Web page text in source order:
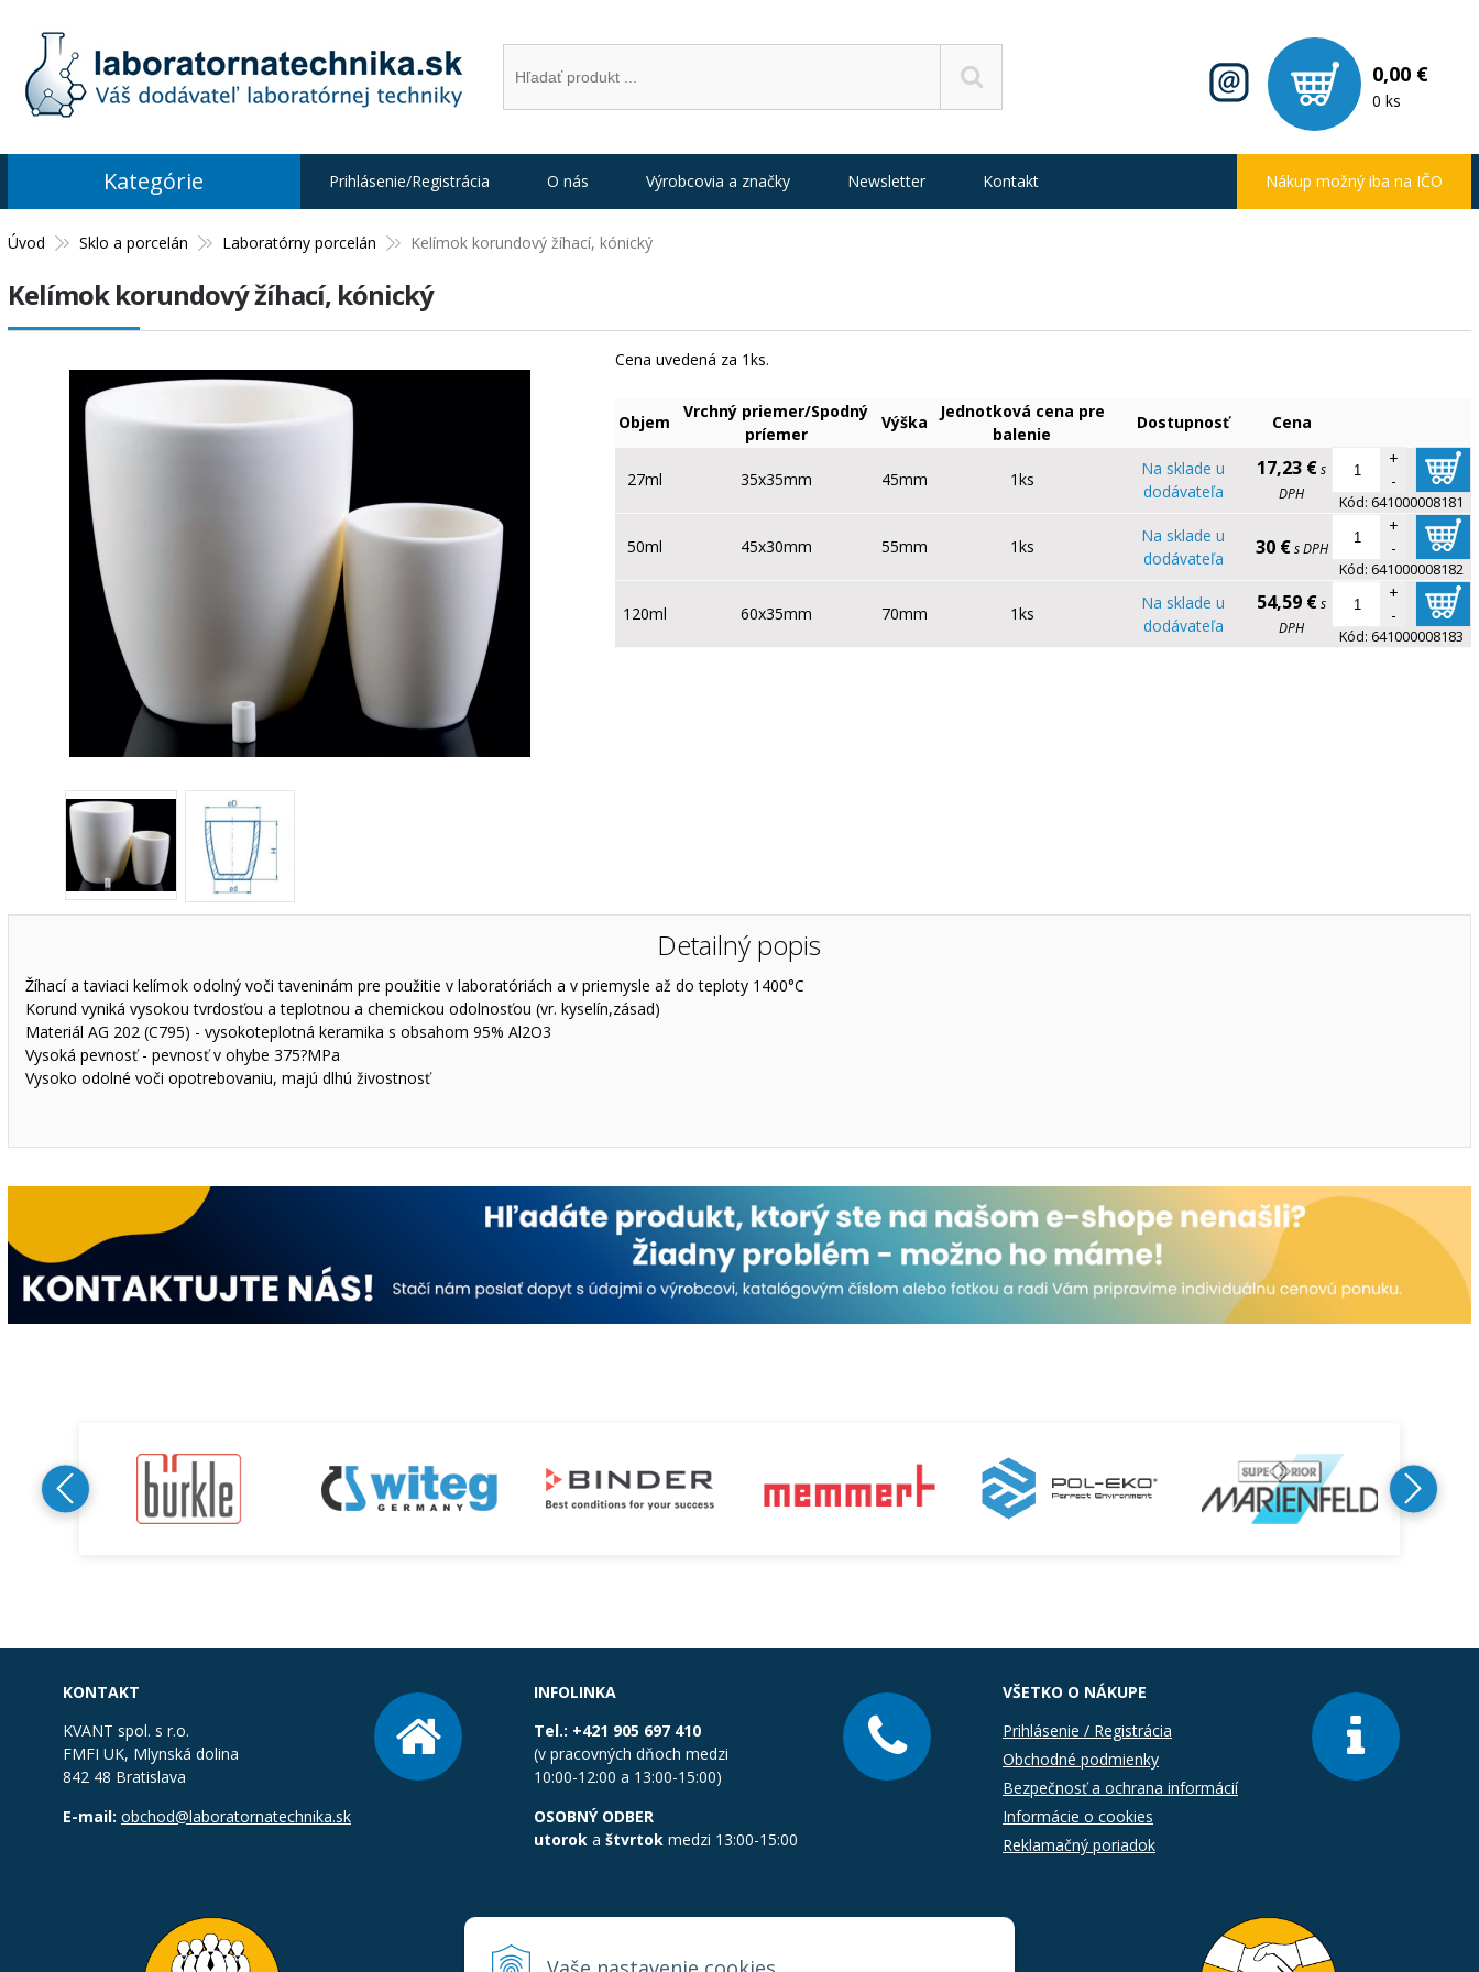
0,00 €
0 ks
Úvod Sklo a porcelán Laboratórny porcelán Kelímok korundový žíhací, kónický
Kelímok korundový žíhací, kónický
Cena uvedená za 1ks.
Objem
Vrchný priemer/Spodný
príemer
Výška
Jednotková cena pre
balenie
Dostupnosť Cena
27ml 35x35mm 45mm 1ks
Na sklade u
dodávateľa
17,23 €s
DPH
+
-
Kód: 641000008181
50ml 45x30mm 55mm 1ks
Na sklade u
dodávateľa
30 € s DPH
+
-
Kód: 641000008182
120ml 60x35mm 70mm 1ks
Na sklade u
dodávateľa
54,59 €s
DPH
+
-
Kód: 641000008183
Detailný popis
Žíhací a taviaci kelímok odolný voči taveninám pre použitie v laboratóriách a v priemysle až do teploty 1400°C
Korund vyniká vysokou tvrdosťou a teplotnou a chemickou odolnosťou (vr. kyselín,zásad)
Materiál AG 202 (C795) - vysokoteplotná keramika s obsahom 95% Al2O3
Vysoká pevnosť - pevnosť v ohybe 375?MPa
Vysoko odolné voči opotrebovaniu, majú dlhú živostnosť
Kategórie Prihlásenie/Registrácia O nás Výrobcovia a značky Newsletter Kontakt Nákup možný iba na IČO
KONTAKT
KVANT spol. s r.o.
FMFI UK, Mlynská dolina
842 48 Bratislava
E-mail: obchod@laboratornatechnika.sk
INFOLINKA
Tel.: +421 905 697 410
(v pracovných dňoch medzi
10:00-12:00 a 13:00-15:00)
OSOBNÝ ODBER
utorok a štvrtok medzi 13:00-15:00
VŠETKO O NÁKUPE
Prihlásenie / Registrácia
Obchodné podmienky
Bezpečnosť a ochrana informácií
Informácie o cookies
Reklamačný poriadok